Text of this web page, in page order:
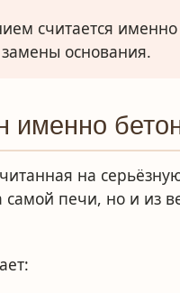
считается
основания.
именно
на
самой печи, но и из